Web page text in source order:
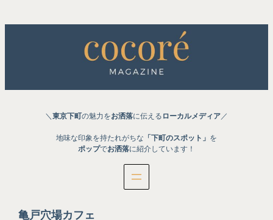
容
ッ
＼ 東京下町の魅力をお洒落に伝える ローカルメディア ／
地味な印象を持たれがちな 「下町のスポット」 を
ポップでお洒落に紹介しています！
亀戸穴場カフェ